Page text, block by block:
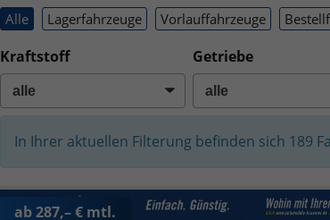
Alle Lagerfahrzeuge Vorlauffahrzeuge
Kraftstoff Getriebe
In Ihrer aktuellen Filterung befinden sich 189
ab 287,– € mtl.